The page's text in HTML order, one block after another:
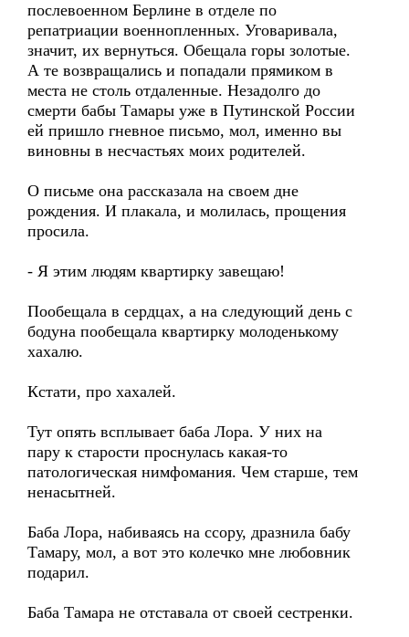
послевоенном Берлине в отделе по
репатриации военнопленных. Уговаривала,
значит, их вернуться. Обещала горы золотые.
А те возвращались и попадали прямиком в
места не столь отдаленные. Незадолго до
смерти бабы Тамары уже в Путинской России
ей пришло гневное письмо, мол, именно вы
виновны в несчастьях моих родителей.
О письме она рассказала на своем дне
рождения. И плакала, и молилась, прощения
просила.
- Я этим людям квартирку завещаю!
Пообещала в сердцах, а на следующий день с
бодуна пообещала квартирку молоденькому
хахалю.
Кстати, про хахалей.
Тут опять всплывает баба Лора. У них на
пару к старости проснулась какая-то
патологическая нимфомания. Чем старше, тем
ненасытней.
Баба Лора, набиваясь на ссору, дразнила бабу
Тамару, мол, а вот это колечко мне любовник
подарил.
Баба Тамара не отставала от своей сестренки.